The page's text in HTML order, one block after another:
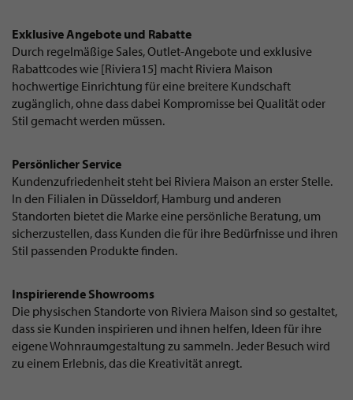
Exklusive Angebote und Rabatte
Durch regelmäßige Sales, Outlet-Angebote und exklusive
Rabattcodes wie [Riviera15] macht Riviera Maison
hochwertige Einrichtung für eine breitere Kundschaft
zugänglich, ohne dass dabei Kompromisse bei Qualität oder
Stil gemacht werden müssen.
Persönlicher Service
Kundenzufriedenheit steht bei Riviera Maison an erster Stelle.
In den Filialen in Düsseldorf, Hamburg und anderen
Standorten bietet die Marke eine persönliche Beratung, um
sicherzustellen, dass Kunden die für ihre Bedürfnisse und ihren
Stil passenden Produkte finden.
Inspirierende Showrooms
Die physischen Standorte von Riviera Maison sind so gestaltet,
dass sie Kunden inspirieren und ihnen helfen, Ideen für ihre
eigene Wohnraumgestaltung zu sammeln. Jeder Besuch wird
zu einem Erlebnis, das die Kreativität anregt.